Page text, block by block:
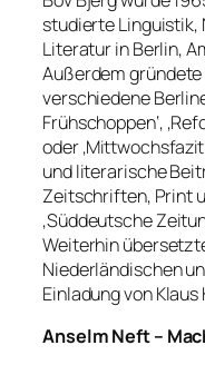
studierte Linguistik,
Literatur in Berlin,
Außerdem gründete
verschiedene
Frühschoppen‘,
oder
und literarische
Zeitschriften, Print
‚Süddeutsche
Weiterhin
Niederländischen
Einladung von
Anselm Neft –